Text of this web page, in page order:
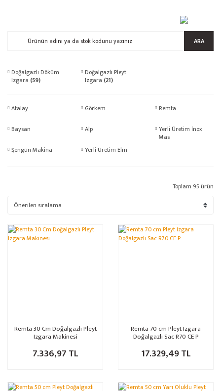
ARA
Doğalgazlı Döküm
Izgara (59)
Doğalgazlı Pleyt
Izgara (21)
Atalay Görkem Remta
Baysan Alp
Yerli Üretim İnox
Mas
Şengün Makina
Yerli Üretim Elm
Toplam 95 ürün
Remta 30 Cm Doğalgazlı Pleyt
Izgara Makinesi
7.336,97 TL
Remta 70 cm Pleyt Izgara
Doğalgazlı Sac R70 CE P
17.329,49 TL